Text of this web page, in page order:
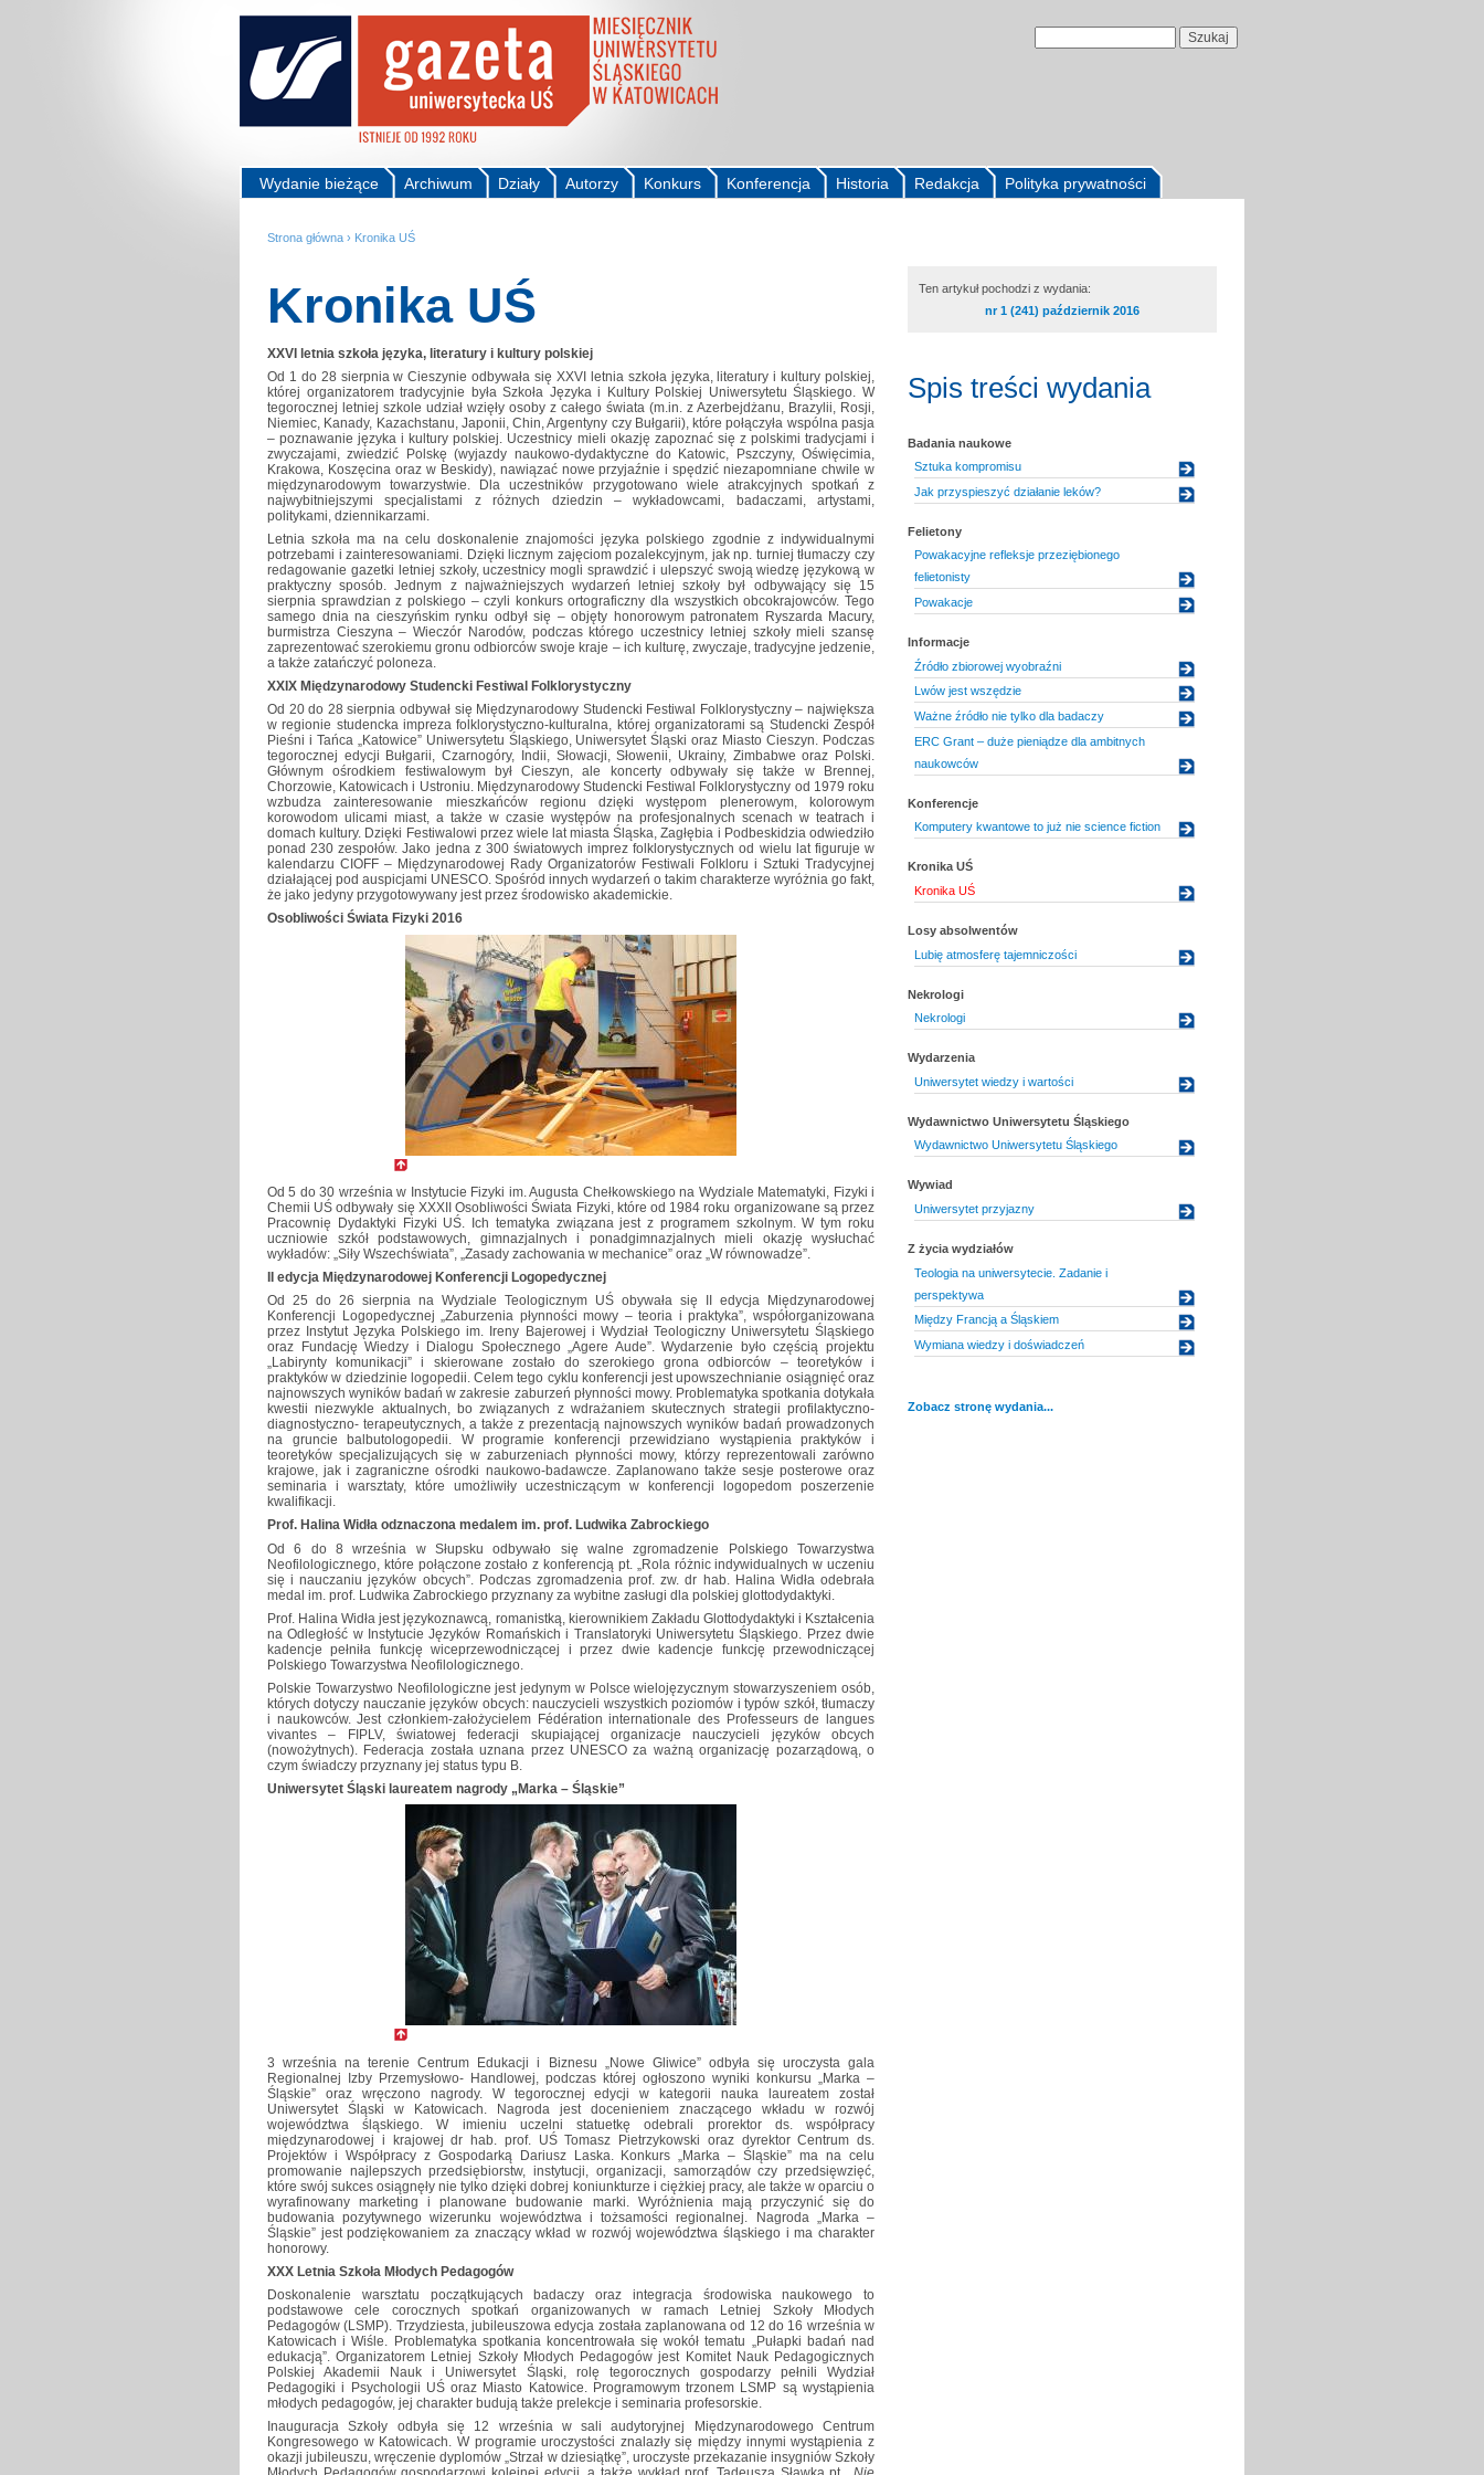
Polityka prywatności
Redakcja
Historia
Konferencja
Konkurs
Autorzy
Działy
Archiwum
Wydanie bieżące
Strona główna › Kronika UŚ
Kronika UŚ
XXVI letnia szkoła języka, literatury i kultury polskiej
Od 1 do 28 sierpnia w Cieszynie odbywała się XXVI letnia szkoła języka, literatury i kultury polskiej,
której organizatorem tradycyjnie była Szkoła Języka i Kultury Polskiej Uniwersytetu Śląskiego. W
tegorocznej letniej szkole udział wzięły osoby z całego świata (m.in. z Azerbejdżanu, Brazylii, Rosji,
Niemiec, Kanady, Kazachstanu, Japonii, Chin, Argentyny czy Bułgarii), które połączyła wspólna pasja
– poznawanie języka i kultury polskiej. Uczestnicy mieli okazję zapoznać się z polskimi tradycjami i
zwyczajami, zwiedzić Polskę (wyjazdy naukowo-dydaktyczne do Katowic, Pszczyny, Oświęcimia,
Krakowa, Koszęcina oraz w Beskidy), nawiązać nowe przyjaźnie i spędzić niezapomniane chwile w
międzynarodowym towarzystwie. Dla uczestników przygotowano wiele atrakcyjnych spotkań z
najwybitniejszymi specjalistami z różnych dziedzin – wykładowcami, badaczami, artystami,
politykami, dziennikarzami.
Letnia szkoła ma na celu doskonalenie znajomości języka polskiego zgodnie z indywidualnymi
potrzebami i zainteresowaniami. Dzięki licznym zajęciom pozalekcyjnym, jak np. turniej tłumaczy czy
redagowanie gazetki letniej szkoły, uczestnicy mogli sprawdzić i ulepszyć swoją wiedzę językową w
praktyczny sposób. Jednym z najważniejszych wydarzeń letniej szkoły był odbywający się 15
sierpnia sprawdzian z polskiego – czyli konkurs ortograficzny dla wszystkich obcokrajowców. Tego
samego dnia na cieszyńskim rynku odbył się – objęty honorowym patronatem Ryszarda Macury,
burmistrza Cieszyna – Wieczór Narodów, podczas którego uczestnicy letniej szkoły mieli szansę
zaprezentować szerokiemu gronu odbiorców swoje kraje – ich kulturę, zwyczaje, tradycyjne jedzenie,
a także zatańczyć poloneza.
XXIX Międzynarodowy Studencki Festiwal Folklorystyczny
Od 20 do 28 sierpnia odbywał się Międzynarodowy Studencki Festiwal Folklorystyczny – największa
w regionie studencka impreza folklorystyczno-kulturalna, której organizatorami są Studencki Zespół
Pieśni i Tańca „Katowice” Uniwersytetu Śląskiego, Uniwersytet Śląski oraz Miasto Cieszyn. Podczas
tegorocznej edycji Bułgarii, Czarnogóry, Indii, Słowacji, Słowenii, Ukrainy, Zimbabwe oraz Polski.
Głównym ośrodkiem festiwalowym był Cieszyn, ale koncerty odbywały się także w Brennej,
Chorzowie, Katowicach i Ustroniu. Międzynarodowy Studencki Festiwal Folklorystyczny od 1979 roku
wzbudza zainteresowanie mieszkańców regionu dzięki występom plenerowym, kolorowym
korowodom ulicami miast, a także w czasie występów na profesjonalnych scenach w teatrach i
domach kultury. Dzięki Festiwalowi przez wiele lat miasta Śląska, Zagłębia i Podbeskidzia odwiedziło
ponad 230 zespołów. Jako jedna z 300 światowych imprez folklorystycznych od wielu lat figuruje w
kalendarzu CIOFF – Międzynarodowej Rady Organizatorów Festiwali Folkloru i Sztuki Tradycyjnej
działającej pod auspicjami UNESCO. Spośród innych wydarzeń o takim charakterze wyróżnia go fakt,
że jako jedyny przygotowywany jest przez środowisko akademickie.
Osobliwości Świata Fizyki 2016
Od 5 do 30 września w Instytucie Fizyki im. Augusta Chełkowskiego na Wydziale Matematyki, Fizyki i
Chemii UŚ odbywały się XXXII Osobliwości Świata Fizyki, które od 1984 roku organizowane są przez
Pracownię Dydaktyki Fizyki UŚ. Ich tematyka związana jest z programem szkolnym. W tym roku
uczniowie szkół podstawowych, gimnazjalnych i ponadgimnazjalnych mieli okazję wysłuchać
wykładów: „Siły Wszechświata”, „Zasady zachowania w mechanice” oraz „W równowadze”.
II edycja Międzynarodowej Konferencji Logopedycznej
Od 25 do 26 sierpnia na Wydziale Teologicznym UŚ obywała się II edycja Międzynarodowej
Konferencji Logopedycznej „Zaburzenia płynności mowy – teoria i praktyka”, współorganizowana
przez Instytut Języka Polskiego im. Ireny Bajerowej i Wydział Teologiczny Uniwersytetu Śląskiego
oraz Fundację Wiedzy i Dialogu Społecznego „Agere Aude”. Wydarzenie było częścią projektu
„Labirynty komunikacji” i skierowane zostało do szerokiego grona odbiorców – teoretyków i
praktyków w dziedzinie logopedii. Celem tego cyklu konferencji jest upowszechnianie osiągnięć oraz
najnowszych wyników badań w zakresie zaburzeń płynności mowy. Problematyka spotkania dotykała
kwestii niezwykle aktualnych, bo związanych z wdrażaniem skutecznych strategii profilaktyczno-
diagnostyczno- terapeutycznych, a także z prezentacją najnowszych wyników badań prowadzonych
na gruncie balbutologopedii. W programie konferencji przewidziano wystąpienia praktyków i
teoretyków specjalizujących się w zaburzeniach płynności mowy, którzy reprezentowali zarówno
krajowe, jak i zagraniczne ośrodki naukowo-badawcze. Zaplanowano także sesje posterowe oraz
seminaria i warsztaty, które umożliwiły uczestniczącym w konferencji logopedom poszerzenie
kwalifikacji.
Prof. Halina Widła odznaczona medalem im. prof. Ludwika Zabrockiego
Od 6 do 8 września w Słupsku odbywało się walne zgromadzenie Polskiego Towarzystwa
Neofilologicznego, które połączone zostało z konferencją pt. „Rola różnic indywidualnych w uczeniu
się i nauczaniu języków obcych”. Podczas zgromadzenia prof. zw. dr hab. Halina Widła odebrała
medal im. prof. Ludwika Zabrockiego przyznany za wybitne zasługi dla polskiej glottodydaktyki.
Prof. Halina Widła jest językoznawcą, romanistką, kierownikiem Zakładu Glottodydaktyki i Kształcenia
na Odległość w Instytucie Języków Romańskich i Translatoryki Uniwersytetu Śląskiego. Przez dwie
kadencje pełniła funkcję wiceprzewodniczącej i przez dwie kadencje funkcję przewodniczącej
Polskiego Towarzystwa Neofilologicznego.
Polskie Towarzystwo Neofilologiczne jest jedynym w Polsce wielojęzycznym stowarzyszeniem osób,
których dotyczy nauczanie języków obcych: nauczycieli wszystkich poziomów i typów szkół, tłumaczy
i naukowców. Jest członkiem-założycielem Fédération internationale des Professeurs de langues
vivantes – FIPLV, światowej federacji skupiającej organizacje nauczycieli języków obcych
(nowożytnych). Federacja została uznana przez UNESCO za ważną organizację pozarządową, o
czym świadczy przyznany jej status typu B.
Uniwersytet Śląski laureatem nagrody „Marka – Śląskie”
3 września na terenie Centrum Edukacji i Biznesu „Nowe Gliwice” odbyła się uroczysta gala
Regionalnej Izby Przemysłowo- Handlowej, podczas której ogłoszono wyniki konkursu „Marka –
Śląskie” oraz wręczono nagrody. W tegorocznej edycji w kategorii nauka laureatem został
Uniwersytet Śląski w Katowicach. Nagroda jest docenieniem znaczącego wkładu w rozwój
województwa śląskiego. W imieniu uczelni statuetkę odebrali prorektor ds. współpracy
międzynarodowej i krajowej dr hab. prof. UŚ Tomasz Pietrzykowski oraz dyrektor Centrum ds.
Projektów i Współpracy z Gospodarką Dariusz Laska. Konkurs „Marka – Śląskie” ma na celu
promowanie najlepszych przedsiębiorstw, instytucji, organizacji, samorządów czy przedsięwzięć,
które swój sukces osiągnęły nie tylko dzięki dobrej koniunkturze i ciężkiej pracy, ale także w oparciu o
wyrafinowany marketing i planowane budowanie marki. Wyróżnienia mają przyczynić się do
budowania pozytywnego wizerunku województwa i tożsamości regionalnej. Nagroda „Marka –
Śląskie” jest podziękowaniem za znaczący wkład w rozwój województwa śląskiego i ma charakter
honorowy.
XXX Letnia Szkoła Młodych Pedagogów
Doskonalenie warsztatu początkujących badaczy oraz integracja środowiska naukowego to
podstawowe cele corocznych spotkań organizowanych w ramach Letniej Szkoły Młodych
Pedagogów (LSMP). Trzydziesta, jubileuszowa edycja została zaplanowana od 12 do 16 września w
Katowicach i Wiśle. Problematyka spotkania koncentrowała się wokół tematu „Pułapki badań nad
edukacją”. Organizatorem Letniej Szkoły Młodych Pedagogów jest Komitet Nauk Pedagogicznych
Polskiej Akademii Nauk i Uniwersytet Śląski, rolę tegorocznych gospodarzy pełnili Wydział
Pedagogiki i Psychologii UŚ oraz Miasto Katowice. Programowym trzonem LSMP są wystąpienia
młodych pedagogów, jej charakter budują także prelekcje i seminaria profesorskie.
Inauguracja Szkoły odbyła się 12 września w sali audytoryjnej Międzynarodowego Centrum
Kongresowego w Katowicach. W programie uroczystości znalazły się między innymi wystąpienia z
okazji jubileuszu, wręczenie dyplomów „Strzał w dziesiątkę”, uroczyste przekazanie insygniów Szkoły
Ten artykuł pochodzi z wydania:
nr 1 (241) październik 2016
Spis treści wydania
Badania naukowe
Sztuka kompromisu
Jak przyspieszyć działanie leków?
Felietony
Powakacyjne refleksje przeziębionego
felietonisty
Powakacje
Informacje
Źródło zbiorowej wyobraźni
Lwów jest wszędzie
Ważne źródło nie tylko dla badaczy
ERC Grant – duże pieniądze dla ambitnych
naukowców
Konferencje
Komputery kwantowe to już nie science fiction
Kronika UŚ
Kronika UŚ
Losy absolwentów
Lubię atmosferę tajemniczości
Nekrologi
Nekrologi
Wydarzenia
Uniwersytet wiedzy i wartości
Wydawnictwo Uniwersytetu Śląskiego
Wydawnictwo Uniwersytetu Śląskiego
Wywiad
Uniwersytet przyjazny
Z życia wydziałów
Teologia na uniwersytecie. Zadanie i
perspektywa
Między Francją a Śląskiem
Wymiana wiedzy i doświadczeń
Zobacz stronę wydania...